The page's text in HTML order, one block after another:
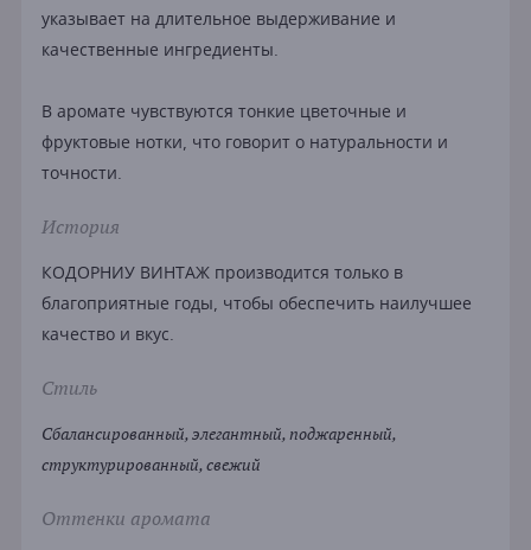
указывает на длительное выдерживание и
качественные ингредиенты.
В аромате чувствуются тонкие цветочные и
фруктовые нотки, что говорит о натуральности и
точности.
История
КОДОРНИУ ВИНТАЖ производится только в
благоприятные годы, чтобы обеспечить наилучшее
качество и вкус.
Стиль
Сбалансированный, элегантный, поджаренный,
структурированный, свежий
Оттенки аромата